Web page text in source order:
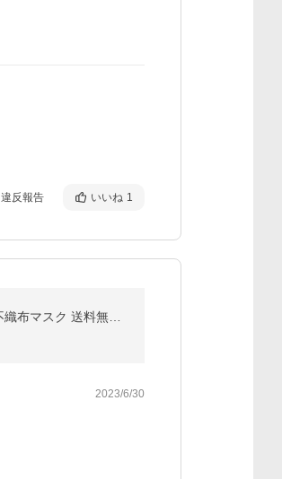
違反報告 いいね 1
2023/6/30